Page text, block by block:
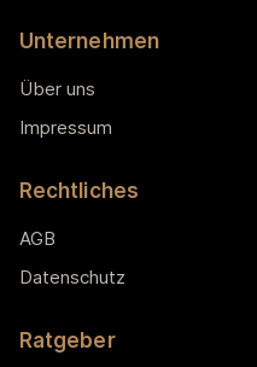
Unternehmen
Über uns
Impressum
Rechtliches
AGB
Datenschutz
Ratgeber